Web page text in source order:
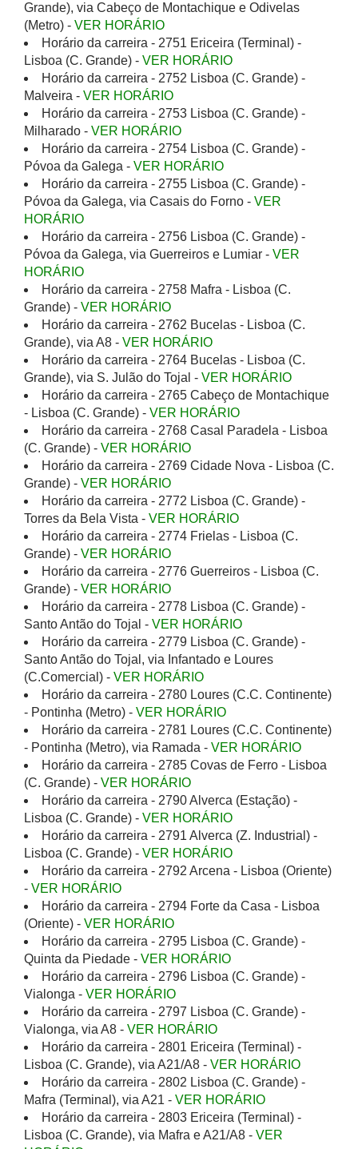
Grande), via Cabeço de Montachique e Odivelas
(Metro) - VER HORÁRIO
Horário da carreira - 2751 Ericeira (Terminal) -
Lisboa (C. Grande) - VER HORÁRIO
Horário da carreira - 2752 Lisboa (C. Grande) -
Malveira - VER HORÁRIO
Horário da carreira - 2753 Lisboa (C. Grande) -
Milharado - VER HORÁRIO
Horário da carreira - 2754 Lisboa (C. Grande) -
Póvoa da Galega - VER HORÁRIO
Horário da carreira - 2755 Lisboa (C. Grande) -
Póvoa da Galega, via Casais do Forno - VER
HORÁRIO
Horário da carreira - 2756 Lisboa (C. Grande) -
Póvoa da Galega, via Guerreiros e Lumiar - VER
HORÁRIO
Horário da carreira - 2758 Mafra - Lisboa (C.
Grande) - VER HORÁRIO
Horário da carreira - 2762 Bucelas - Lisboa (C.
Grande), via A8 - VER HORÁRIO
Horário da carreira - 2764 Bucelas - Lisboa (C.
Grande), via S. Julão do Tojal - VER HORÁRIO
Horário da carreira - 2765 Cabeço de Montachique
- Lisboa (C. Grande) - VER HORÁRIO
Horário da carreira - 2768 Casal Paradela - Lisboa
(C. Grande) - VER HORÁRIO
Horário da carreira - 2769 Cidade Nova - Lisboa (C.
Grande) - VER HORÁRIO
Horário da carreira - 2772 Lisboa (C. Grande) -
Torres da Bela Vista - VER HORÁRIO
Horário da carreira - 2774 Frielas - Lisboa (C.
Grande) - VER HORÁRIO
Horário da carreira - 2776 Guerreiros - Lisboa (C.
Grande) - VER HORÁRIO
Horário da carreira - 2778 Lisboa (C. Grande) -
Santo Antão do Tojal - VER HORÁRIO
Horário da carreira - 2779 Lisboa (C. Grande) -
Santo Antão do Tojal, via Infantado e Loures
(C.Comercial) - VER HORÁRIO
Horário da carreira - 2780 Loures (C.C. Continente)
- Pontinha (Metro) - VER HORÁRIO
Horário da carreira - 2781 Loures (C.C. Continente)
- Pontinha (Metro), via Ramada - VER HORÁRIO
Horário da carreira - 2785 Covas de Ferro - Lisboa
(C. Grande) - VER HORÁRIO
Horário da carreira - 2790 Alverca (Estação) -
Lisboa (C. Grande) - VER HORÁRIO
Horário da carreira - 2791 Alverca (Z. Industrial) -
Lisboa (C. Grande) - VER HORÁRIO
Horário da carreira - 2792 Arcena - Lisboa (Oriente)
- VER HORÁRIO
Horário da carreira - 2794 Forte da Casa - Lisboa
(Oriente) - VER HORÁRIO
Horário da carreira - 2795 Lisboa (C. Grande) -
Quinta da Piedade - VER HORÁRIO
Horário da carreira - 2796 Lisboa (C. Grande) -
Vialonga - VER HORÁRIO
Horário da carreira - 2797 Lisboa (C. Grande) -
Vialonga, via A8 - VER HORÁRIO
Horário da carreira - 2801 Ericeira (Terminal) -
Lisboa (C. Grande), via A21/A8 - VER HORÁRIO
Horário da carreira - 2802 Lisboa (C. Grande) -
Mafra (Terminal), via A21 - VER HORÁRIO
Horário da carreira - 2803 Ericeira (Terminal) -
Lisboa (C. Grande), via Mafra e A21/A8 - VER